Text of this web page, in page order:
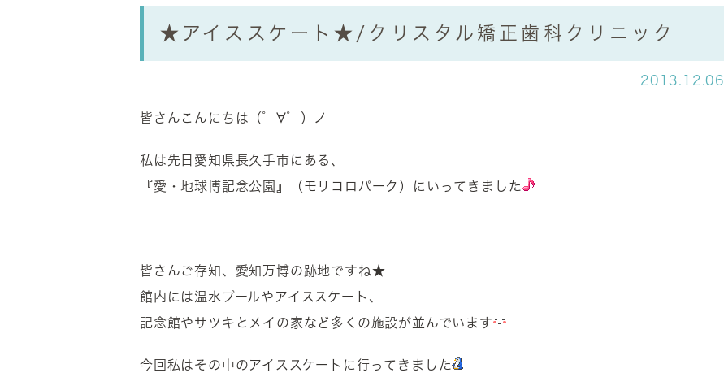
★アイススケート★/クリスタル矯正歯科クリニック
2013.12.06
皆さんこんにちは（゜∀゜）ノ
私は先日愛知県長久手市にある、
『愛・地球博記念公園』（モリコロパーク）にいってきました
皆さんご存知、愛知万博の跡地ですね★
館内には温水プールやアイススケート、
記念館やサツキとメイの家など多くの施設が並んでいます
今回私はその中のアイススケートに行ってきました